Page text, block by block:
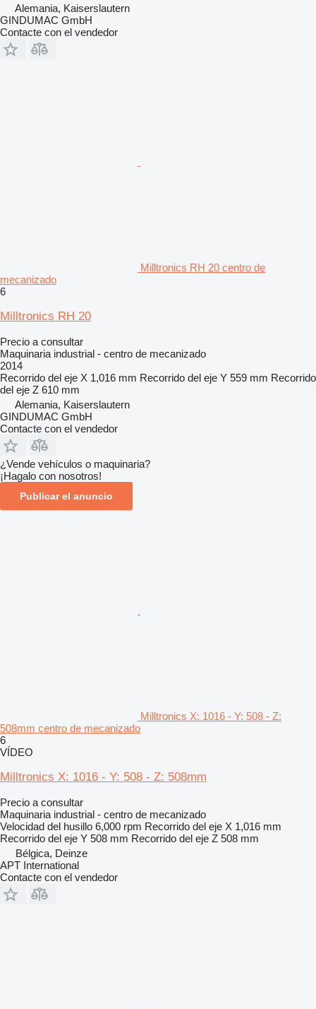
Alemania, Kaiserslautern
GINDUMAC GmbH
Contacte con el vendedor
Milltronics RH 20 centro de
mecanizado
6
Milltronics RH 20
Precio a consultar
Maquinaria industrial - centro de mecanizado
2014
Recorrido del eje X 1,016 mm Recorrido del eje Y 559 mm Recorrido
del eje Z 610 mm
Alemania, Kaiserslautern
GINDUMAC GmbH
Contacte con el vendedor
¿Vende vehículos o maquinaria?
¡Hagalo con nosotros!
Publicar el anuncio
Milltronics X: 1016 - Y: 508 - Z:
508mm centro de mecanizado
6
VÍDEO
Milltronics X: 1016 - Y: 508 - Z: 508mm
Precio a consultar
Maquinaria industrial - centro de mecanizado
Velocidad del husillo 6,000 rpm Recorrido del eje X 1,016 mm
Recorrido del eje Y 508 mm Recorrido del eje Z 508 mm
Bélgica, Deinze
APT International
Contacte con el vendedor